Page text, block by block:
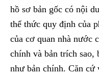
hồ sơ bản gốc có nội
thể thức quy định của
của cơ quan nhà nước
chính và bản trích sao,
như bản chính. Căn cứ